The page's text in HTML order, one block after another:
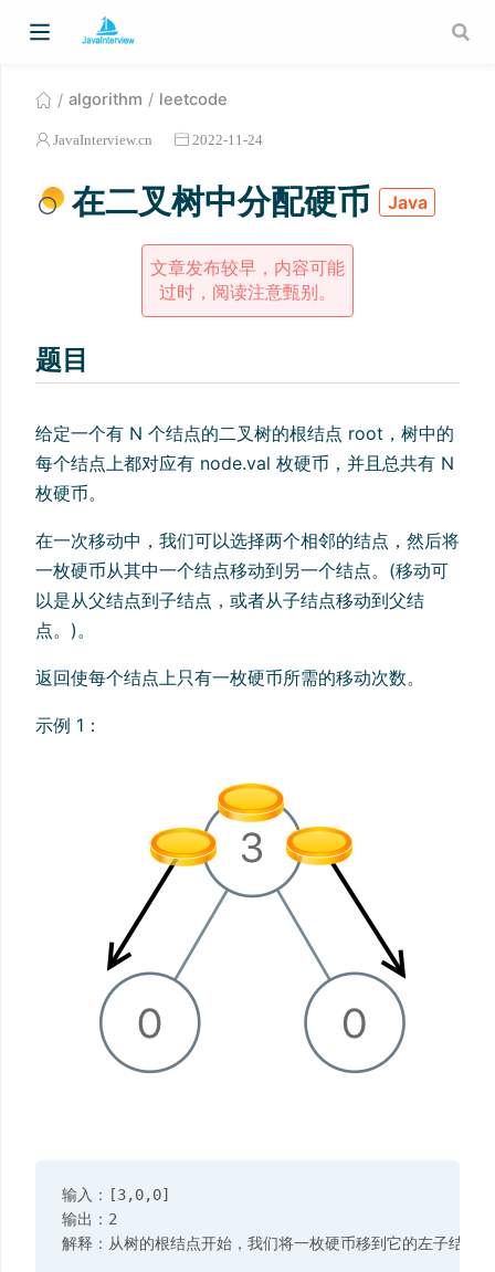
algorithm leetcode
JavaInterview.cn 2022-11-24
在二叉树中分配硬币 Java
文章发布较早，内容可能
过时，阅读注意甄别。
题目
给定一个有 N 个结点的二叉树的根结点 root，树中的
每个结点上都对应有 node.val 枚硬币，并且总共有 N
枚硬币。
在一次移动中，我们可以选择两个相邻的结点，然后将
一枚硬币从其中一个结点移动到另一个结点。(移动可
以是从父结点到子结点，或者从子结点移动到父结
点。)。
返回使每个结点上只有一枚硬币所需的移动次数。
示例 1：
输入：[3,0,0]
输出：2